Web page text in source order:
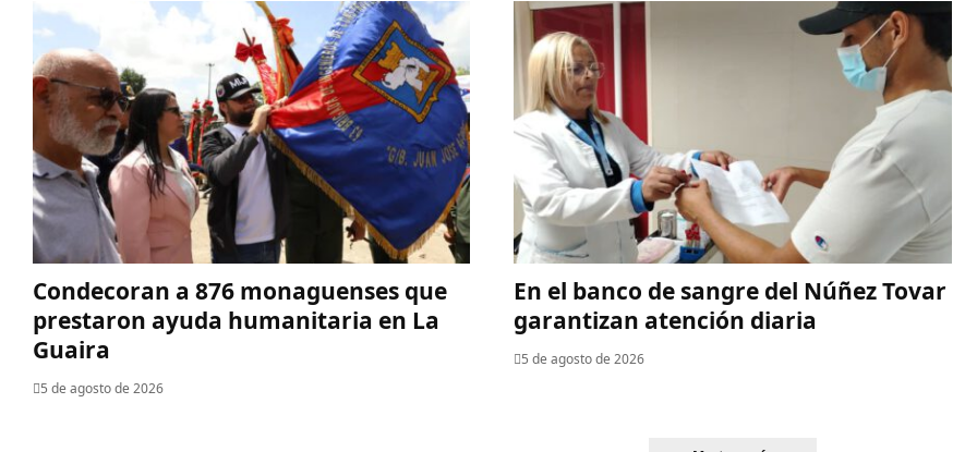
Condecoran a 876 monaguenses que
prestaron ayuda humanitaria en La
Guaira
5 de agosto de 2026
En el banco de sangre del Núñez Tovar
garantizan atención diaria
5 de agosto de 2026